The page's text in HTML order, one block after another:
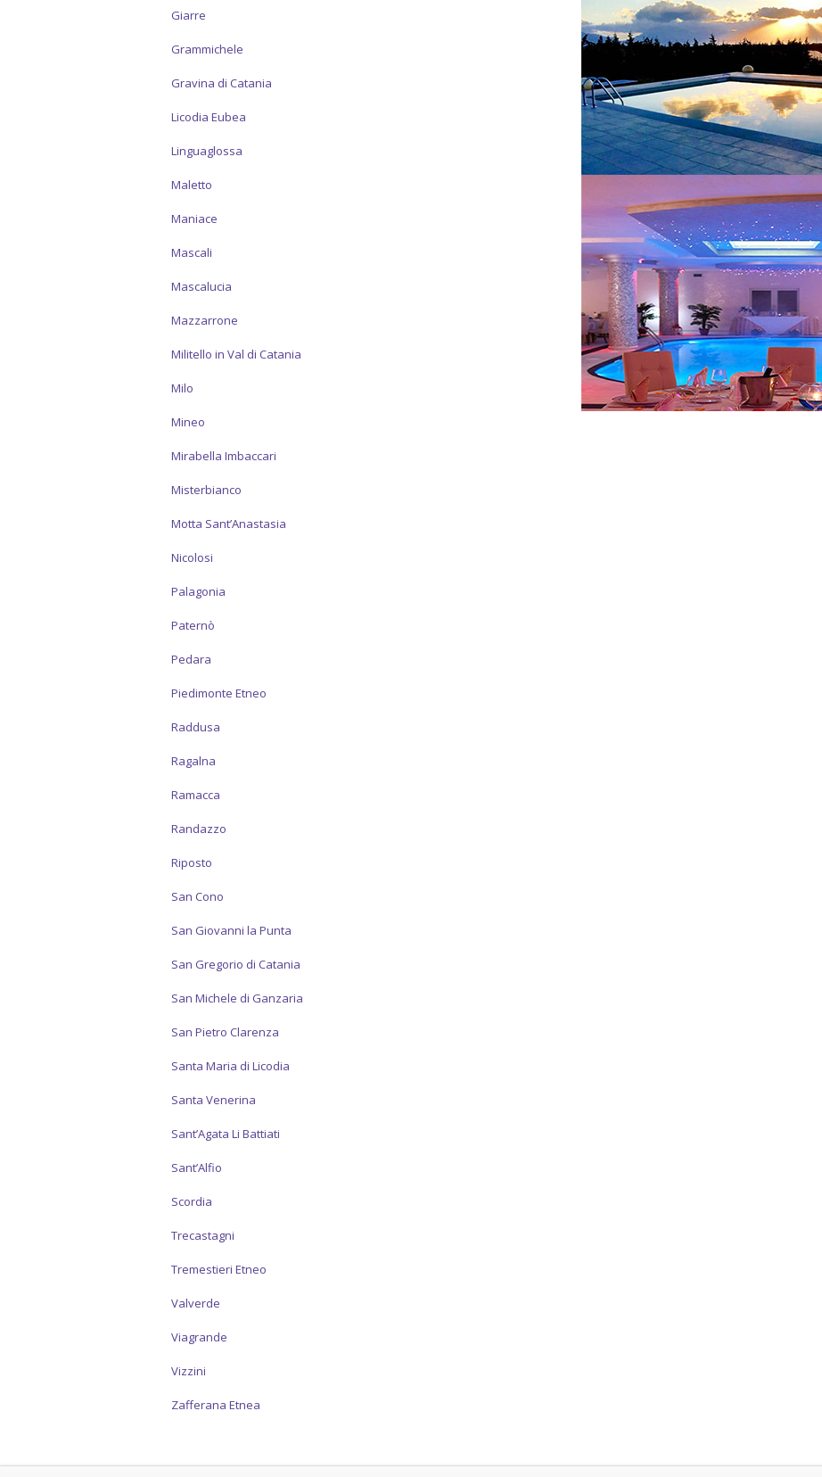
Giarre
Grammichele
Gravina di Catania
Licodia Eubea
Linguaglossa
Maletto
Maniace
Mascali
Mascalucia
Mazzarrone
Militello in Val di Catania
Milo
Mineo
Mirabella Imbaccari
Misterbianco
Motta Sant’Anastasia
Nicolosi
Palagonia
Paternò
Pedara
Piedimonte Etneo
Raddusa
Ragalna
Ramacca
Randazzo
Riposto
San Cono
San Giovanni la Punta
San Gregorio di Catania
San Michele di Ganzaria
San Pietro Clarenza
Santa Maria di Licodia
Santa Venerina
Sant’Agata Li Battiati
Sant’Alfio
Scordia
Trecastagni
Tremestieri Etneo
Valverde
Viagrande
Vizzini
Zafferana Etnea